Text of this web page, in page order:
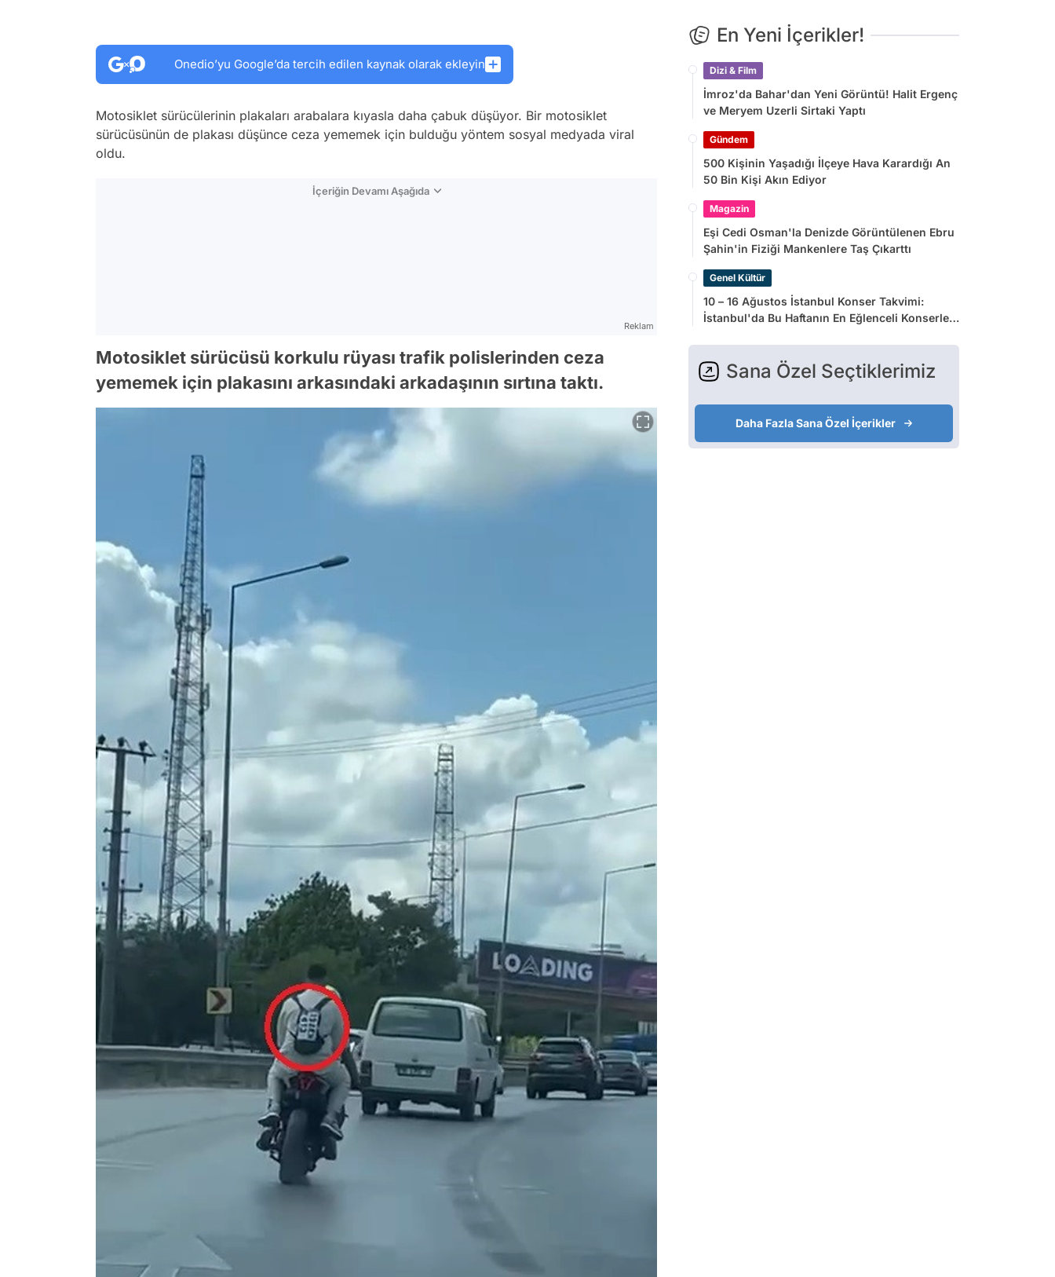
Onedio’yu Google’da tercih edilen kaynak olarak ekleyin
Motosiklet sürücülerinin plakaları arabalara kıyasla daha çabuk düşüyor. Bir motosiklet
sürücüsünün de plakası düşünce ceza yememek için bulduğu yöntem sosyal medyada viral
oldu.
İçeriğin Devamı Aşağıda
Reklam
Motosiklet sürücüsü korkulu rüyası trafik polislerinden ceza
yememek için plakasını arkasındaki arkadaşının sırtına taktı.
En Yeni İçerikler!
Dizi & Film
İmroz'da Bahar'dan Yeni Görüntü! Halit Ergenç
ve Meryem Uzerli Sirtaki Yaptı
Gündem
500 Kişinin Yaşadığı İlçeye Hava Karardığı An
50 Bin Kişi Akın Ediyor
Magazin
Eşi Cedi Osman'la Denizde Görüntülenen Ebru
Şahin'in Fiziği Mankenlere Taş Çıkarttı
Genel Kültür
10 – 16 Ağustos İstanbul Konser Takvimi:
İstanbul'da Bu Haftanın En Eğlenceli Konserleri
Sana Özel Seçtiklerimiz
Daha Fazla Sana Özel İçerikler